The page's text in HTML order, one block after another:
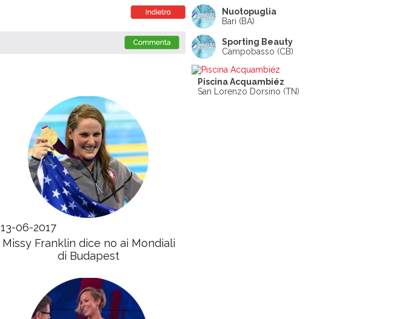
13-06-2017
Missy Franklin dice no ai Mondiali
di Budapest
Nuotopuglia
Bari (BA)
Sporting Beauty
Campobasso (CB)
Piscina Acquambiéz
San Lorenzo Dorsino (TN)